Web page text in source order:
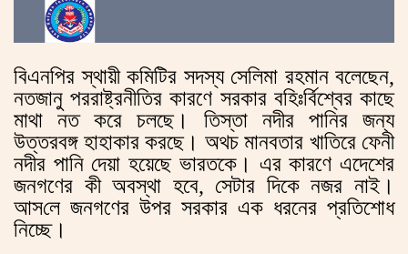
বিএনপির স্থায়ী কমিটির সদস্য সেলিমা রহমান বলেছেন,
নতজানু পররাষ্ট্রনীতির কারণে সরকার বহিঃর্বিশ্বের কাছে
মাথা নত করে চলছে। তিস্তা নদীর পানির জন্য
উত্তরবঙ্গ হাহাকার করছে। অথচ মানবতার খাতিরে ফেনী
নদীর পানি দেয়া হয়েছে ভারতকে। এর কারণে এদেশের
জনগণের কী অবস্থা হবে, সেটার দিকে নজর নাই।
আস‌লে জনগণের উপর সরকার এক ধরনের প্রতিশোধ
নিচ্ছে।